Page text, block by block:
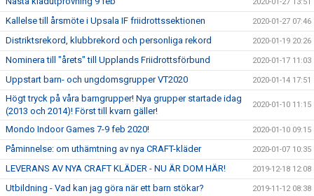
Kallelse till årsmöte i Upsala IF friidrottssektionen 2020-01-27 07:46
Distriktsrekord, klubbrekord och personliga rekord 2020-01-19 20:26
Nominera till "årets" till Upplands Friidrottsförbund 2020-01-17 11:03
Uppstart barn- och ungdomsgrupper VT2020 2020-01-14 17:51
Högt tryck på våra barngrupper! Nya grupper startade idag
(2013 och 2014)! Först till kvarn gäller!
2020-01-10 11:15
Mondo Indoor Games 7-9 feb 2020! 2020-01-10 09:15
Påminnelse: om uthämtning av nya CRAFT-kläder 2020-01-07 10:35
LEVERANS AV NYA CRAFT KLÄDER - NU ÄR DOM HÄR! 2019-12-18 12:08
Utbildning - Vad kan jag göra när ett barn stökar? 2019-11-12 08:38